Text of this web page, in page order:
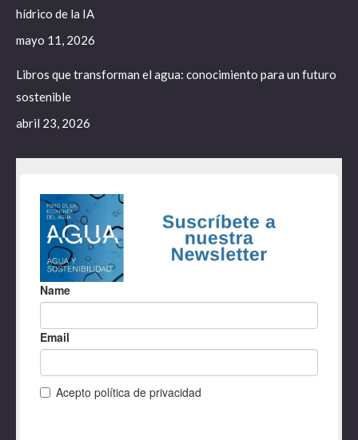
hídrico de la IA
mayo 11, 2026
Libros que transforman el agua: conocimiento para un futuro
sostenible
abril 23, 2026